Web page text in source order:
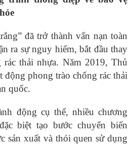
đã trở thành vấn nạn toàn
ra sự nguy hiểm, bắt đầu thay
thải nhựa. Năm 2019, Thủ
phong trào chống rác thải
quốc.
động cụ thể, nhiều chương
biệt tạo bước chuyển biến
sản xuất và thói quen sử dụng